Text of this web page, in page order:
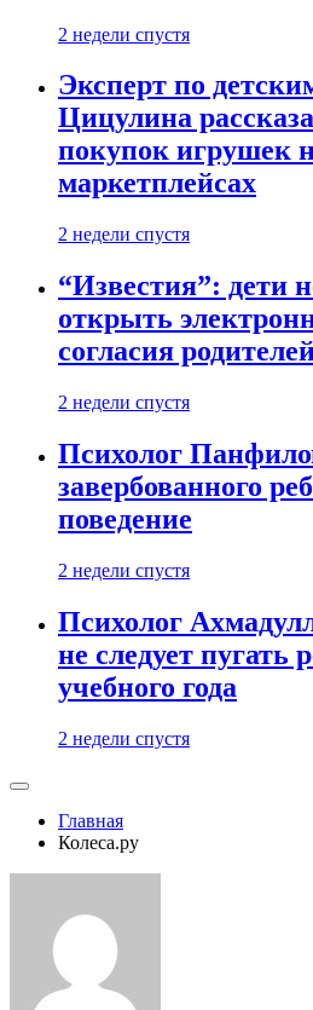
2 недели спустя
Эксперт по
Цицулина
покупок игрушек
маркетплейсах
2 недели спустя
“Известия”: дети
открыть
согласия
2 недели спустя
Психолог
завербованного
поведение
2 недели спустя
Психолог
не следует пугать
учебного года
2 недели спустя
Главная
Колеса.ру